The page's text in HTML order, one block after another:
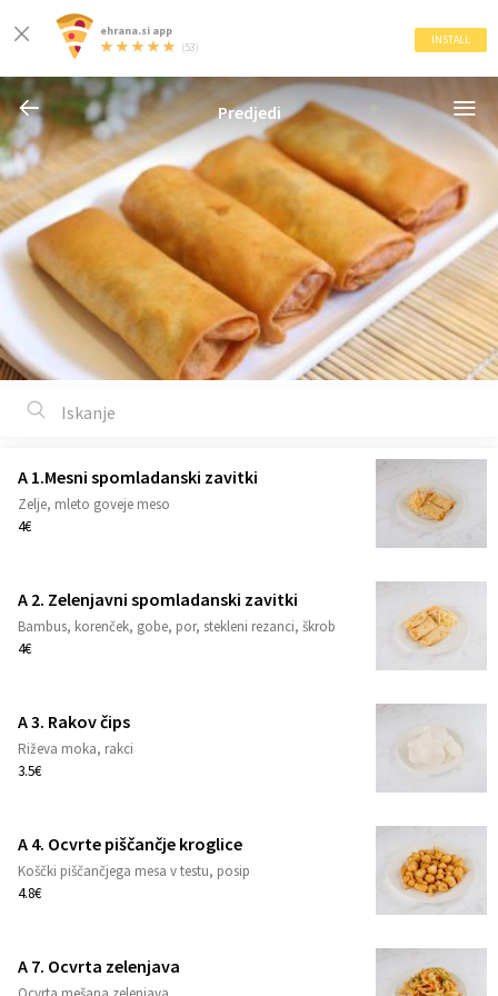
ehrana.si app
(53)
INSTALL
Predjedi
A 1.Mesni spomladanski zavitki
Zelje, mleto goveje meso
4€
A 2. Zelenjavni spomladanski zavitki
Bambus, korenček, gobe, por, stekleni rezanci, škrob
4€
A 3. Rakov čips
Riževa moka, rakci
3.5€
A 4. Ocvrte piščančje kroglice
Koščki piščančjega mesa v testu, posip
4.8€
A 7. Ocvrta zelenjava